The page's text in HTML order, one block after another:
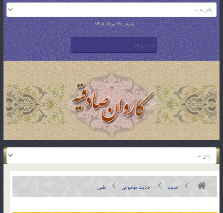
شنبه , 17 مرداد 1405
حدیث احادیث موضوعی نفس